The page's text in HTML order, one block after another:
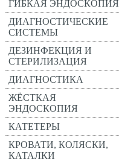
ГИБКАЯ ЭНДОСКОПИЯ
ДИАГНОСТИЧЕСКИЕ
СИСТЕМЫ
ДЕЗИНФЕКЦИЯ И
СТЕРИЛИЗАЦИЯ
ДИАГНОСТИКА
ЖЁСТКАЯ
ЭНДОСКОПИЯ
КАТЕТЕРЫ
КРОВАТИ, КОЛЯСКИ,
КАТАЛКИ